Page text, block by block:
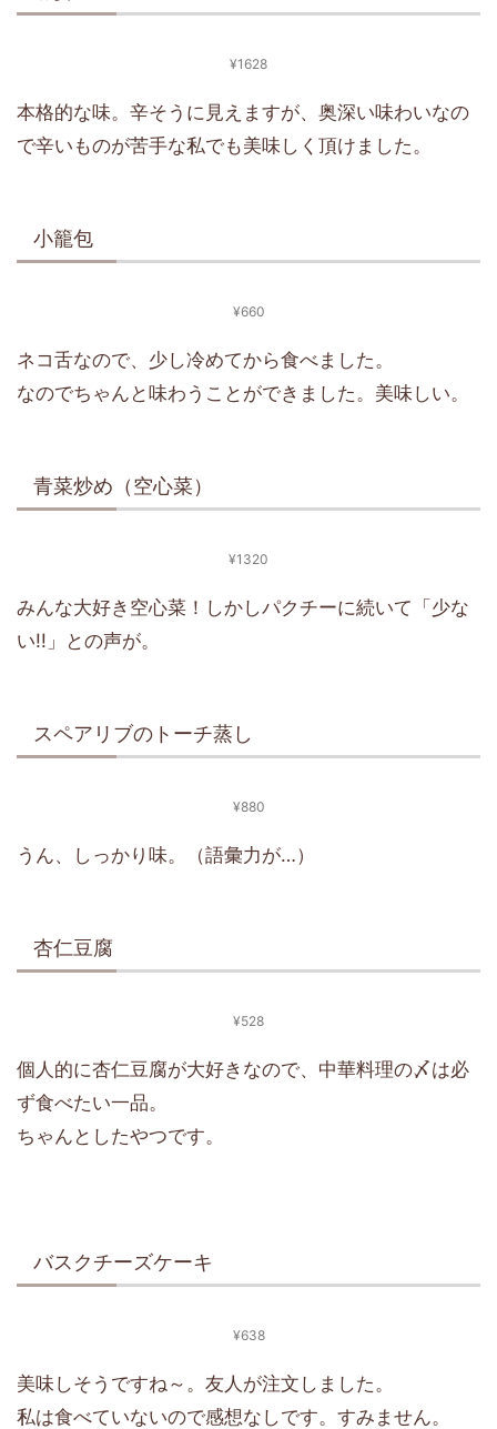
¥1628
本格的な味。辛そうに見えますが、奥深い味わいなの
で辛いものが苦手な私でも美味しく頂けました。
小籠包
¥660
ネコ舌なので、少し冷めてから食べました。
なのでちゃんと味わうことができました。美味しい。
青菜炒め（空心菜）
¥1320
みんな大好き空心菜！しかしパクチーに続いて「少な
い!!」との声が。
スペアリブのトーチ蒸し
¥880
うん、しっかり味。（語彙力が…）
杏仁豆腐
¥528
個人的に杏仁豆腐が大好きなので、中華料理の〆は必
ず食べたい一品。
ちゃんとしたやつです。
バスクチーズケーキ
¥638
美味しそうですね～。友人が注文しました。
私は食べていないので感想なしです。すみません。